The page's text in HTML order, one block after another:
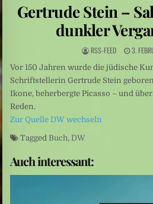
Niedrige Wasserstände: Auf Rekordtief
Umweltkatastrophe: Drohende Ölkatastrophe vor
Sexualisierte Gewalt: Starr vor Angst
Gertrude Stein –
dunkler
RSS-FEED 3.
Vor 150 Jahren wurde die jüdische
Schriftstellerin Gertrude Stein
Ikone, beherbergte Picasso – und
Reden.
Zur Quelle DW wechseln
Tagged Buch, DW
Auch interessant: